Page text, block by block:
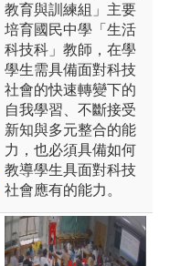
教育與訓練組」主要
培育國民中學「生活
科技科」教師，在學
學生需具備面對科技
社會的快速轉變下的
自我學習、不斷接受
新知與多元整合的能
力，也必須具備如何
教導學生具面對科技
社會應有的能力。